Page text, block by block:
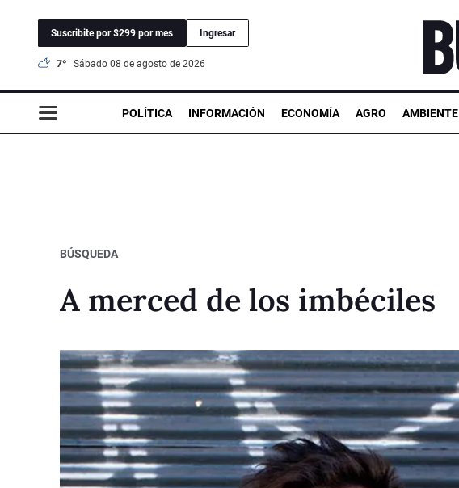
Suscribite por $299 por mes Ingresar
7° sábado 08 de agosto de 2026
POLÍTICA INFORMACIÓN ECONOMÍA AGRO AMBIENTE
BÚSQUEDA
A merced de los imbéciles